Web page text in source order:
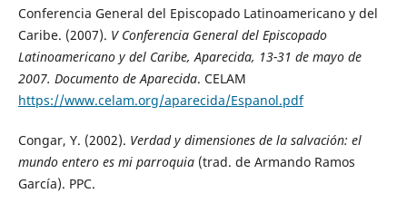
Conferencia General del Episcopado Latinoamericano y del
Caribe. (2007). V Conferencia General del Episcopado
Latinoamericano y del Caribe, Aparecida, 13-31 de mayo de
2007. Documento de Aparecida. CELAM
https://www.celam.org/aparecida/Espanol.pdf
Congar, Y. (2002). Verdad y dimensiones de la salvación: el
mundo entero es mi parroquia(trad. de Armando Ramos
García). PPC.